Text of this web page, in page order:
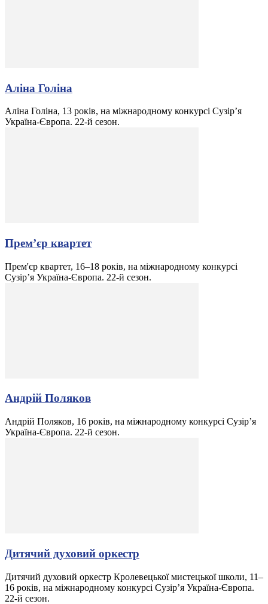
Аліна Голіна
Аліна Голіна, 13 років, на міжнародному конкурсі Сузір’я
Україна-Європа. 22-й сезон.
Прем’єр квартет
Прем'єр квартет, 16–18 років, на міжнародному конкурсі
Сузір’я Україна-Європа. 22-й сезон.
Андрій Поляков
Андрій Поляков, 16 років, на міжнародному конкурсі Сузір’я
Україна-Європа. 22-й сезон.
Дитячий духовий оркестр
Дитячий духовий оркестр Кролевецької мистецької школи, 11–
16 років, на міжнародному конкурсі Сузір’я Україна-Європа.
22-й сезон.